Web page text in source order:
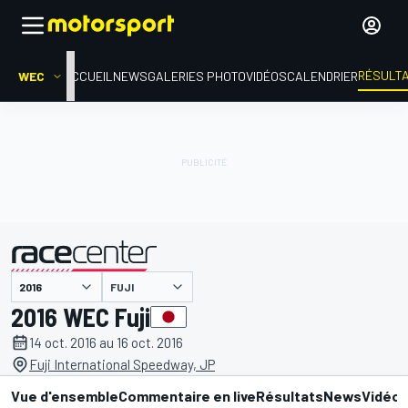
WEC ACCUEIL NEWSGALERIES PHOTOVIDÉOSCALENDRIER
présenté par FUJI
2016 WEC Fuji
14 oct. 2016 au 16 oct. 2016
Fuji International Speedway, JP
Vue d'ensembleCommentaire en liveRésultatsNewsVidéos